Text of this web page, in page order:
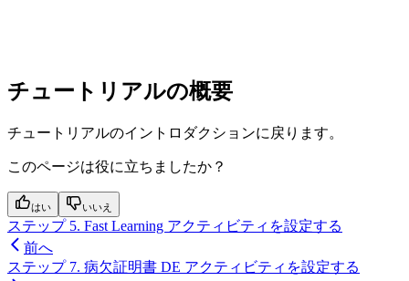
チュートリアルの概要
チュートリアルのイントロダクションに戻ります。
このページは役に立ちましたか？
はい いいえ
ステップ 5. Fast Learning アクティビティを設定する
前へ
ステップ 7. 病欠証明書 DE アクティビティを設定する